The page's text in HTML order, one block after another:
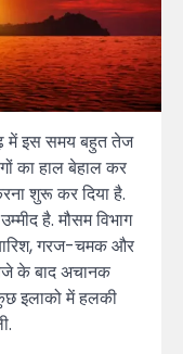
में इस समय बहुत तेज
का हाल बेहाल कर
शुरू कर दिया है.
है. मौसम विभाग
गरज-चमक और
के बाद अचानक
इलाको में हलकी